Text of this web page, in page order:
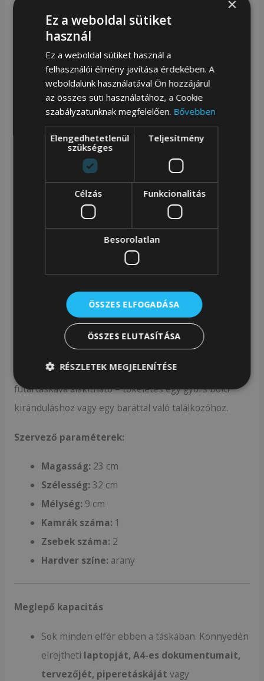
Nagy kapacitás kompromisszumok nélkül.
Praktikus rendszerezővel rendelkezik,
állítható pánttal.
Kényelmes fogantyúk.
Minőségi anyagokból készült.
Levehető vállpánt
A táskához mellékelt készletben egy hosszú hevedert
kap, amely a karabinerekhez van rögzítve. A heveder
állítható, maximális hossza 130 cm.
Egy szervező, aki változást hoz
A készlet tartalmaz egy kivehető szervezőt, amely
önmagában is önálló kézitáskaként működhet. Saját
rekesszel rendelkezik, egy nyitott és egy cipzáras –
tökéletes kis kozmetikumokhoz, telefonhoz vagy
pénztárcához. A heveder rögzítésének lehetőségének
köszönhetően a szervező gyorsan kényelmes
futártáskává alakítható – tökéletes egy gyors bolti
kiránduláshoz vagy egy baráttal való találkozóhoz.
Szervező paraméterek:
Magasság: 23 cm
Szélesség: 32 cm
Mélység: 9 cm
Kamrák száma: 1
Zsebek száma: 2
Hardver színe: arany
Meglepő kapacitás
Sok minden elfér ebben a táskában. Könnyedén
elrejtheti laptopját, A4-es dokumentumait,
tervezőjét, piperetáskáját vagy
×
Ez a weboldal sütiket
használ
Ez a weboldal sütiket használ a
felhasználói élmény javítása érdekében. A
weboldalunk használatával Ön hozzájárul
az összes süti használatához, a Cookie
szabályzatunknak megfelelően. Bővebben
Elengedhetetlenül
szükséges
Teljesítmény
Célzás Funkcionalitás
Besorolatlan
ÖSSZES ELFOGADÁSA
ÖSSZES ELUTASÍTÁSA
RÉSZLETEK MEGJELENÍTÉSE